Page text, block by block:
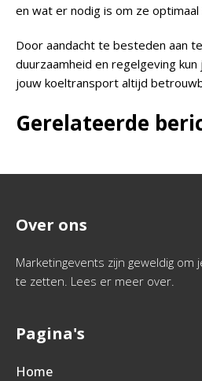
en wat er nodig is om ze
Door aandacht te besteden aan
duurzaamheid en regelgeving
jouw koeltransport altijd
Gerelateerde
Over ons
Marketingevents zijn geweldig
te zetten. Lees er meer over.
Pagina's
Home